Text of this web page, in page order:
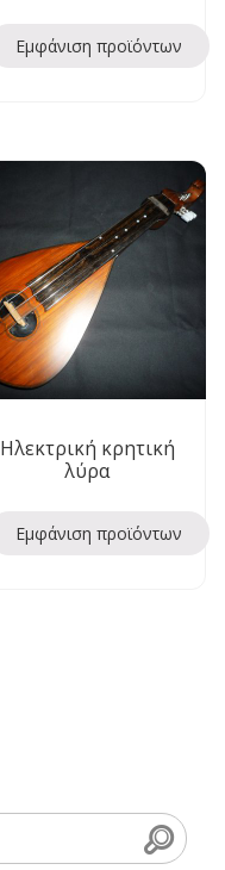
Εμφάνιση προϊόντων
Ηλεκτρική κρητική
λύρα
Εμφάνιση προϊόντων